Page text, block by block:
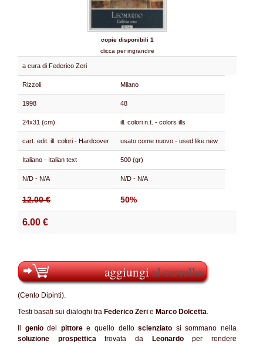
copie disponibili 1
clicca per ingrandire
a cura di Federico Zeri
Rizzoli Milano
1998 48
24x31 (cm) ill. colori n.t. - colors ills
cart. edit. ill. colori - Hardcover usato come nuovo - used like new
Italiano - Italian text 500 (gr)
N/D - N/A N/D - N/A
12.00 € 50%
6.00 €
aggiungial carrello
(Cento Dipinti).
Testi basati sui dialoghi tra Federico Zeri e Marco Dolcetta.
geniodel pittoree quello delloscienziato si sommano nella
soluzione prospetticatrovata da Leonardoper rendere